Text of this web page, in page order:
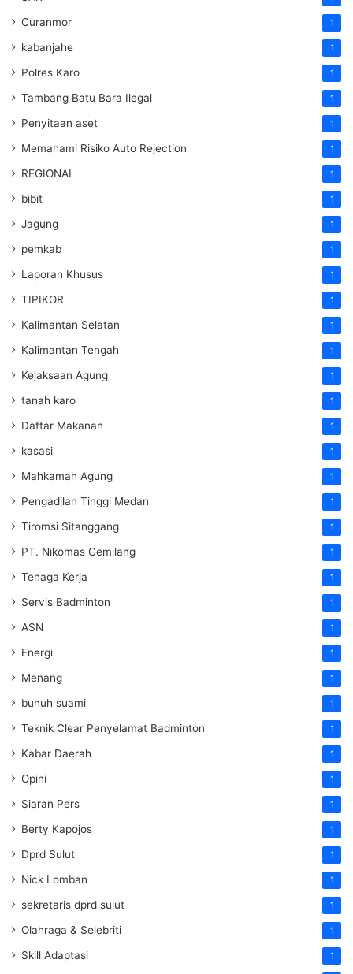
Curanmor 1
kabanjahe 1
Polres Karo 1
Tambang Batu Bara Ilegal 1
Penyitaan aset 1
Memahami Risiko Auto Rejection 1
REGIONAL 1
bibit 1
Jagung 1
pemkab 1
Laporan Khusus 1
TIPIKOR 1
Kalimantan Selatan 1
Kalimantan Tengah 1
Kejaksaan Agung 1
tanah karo 1
Daftar Makanan 1
kasasi 1
Mahkamah Agung 1
Pengadilan Tinggi Medan 1
Tiromsi Sitanggang 1
PT. Nikomas Gemilang 1
Tenaga Kerja 1
Servis Badminton 1
ASN 1
Energi 1
Menang 1
bunuh suami 1
Teknik Clear Penyelamat Badminton 1
Kabar Daerah 1
Opini 1
Siaran Pers 1
Berty Kapojos 1
Dprd Sulut 1
Nick Lomban 1
sekretaris dprd sulut 1
Olahraga & Selebriti 1
Skill Adaptasi 1